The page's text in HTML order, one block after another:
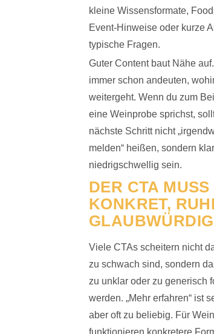
kleine Wissensformate,
Event-Hinweise oder kurze
typische Fragen.
Guter Content baut Nähe
immer schon andeuten,
weitergeht. Wenn du zum
eine Weinprobe sprichst,
nächste Schritt nicht
melden“ heißen, sondern
niedrigschwellig sein.
DER CTA MUSS
KONKRET,
Viele CTAs scheitern nicht
zu schwach sind, sondern
zu unklar oder zu generisch
werden. „Mehr erfahren“ ist
aber oft zu beliebig. Für
funktionieren konkretere